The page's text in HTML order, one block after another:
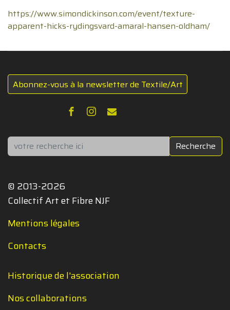
https://www.simondickinson.com/event/texture-
apparent-hicks-rydingsvard-amaral-hansen-oldham/
Abonnez-vous à la newsletter de Textile/Art
Rechercher Recherche
© 2013-2026
Collectif Art et Fibre NJF
Mentions légales
Contacts
Historique de l'association
Nos collaborations